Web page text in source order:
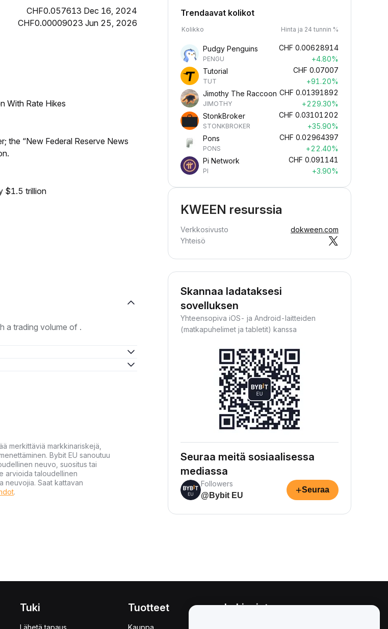
CHF0.057613 Dec 16, 2024
CHF0.00009023 Jun 25, 2026
With Rate Hikes
the “New Federal Reserve News
$1.5 trillion
a trading volume of .
merkittäviä markkinariskejä,
Bybit EU sanoutuu
neuvo, suositus tai
arvioida taloudellinen
neuvojia. Saat kattavan
.
Trendaavat kolikot
Kolikko Hinta ja 24 tunnin %
Pudgy Penguins
PENGU
CHF 0.00628914
+4.80%
Tutorial
TUT
CHF 0.07007
+91.20%
Jimothy The Raccoon
JIMOTHY
CHF 0.01391892
+229.30%
StonkBroker
STONKBROKER
CHF 0.03101202
+35.90%
Pons
PONS
CHF 0.02964397
+22.40%
Pi Network
PI
CHF 0.091141
+3.90%
KWEEN resurssia
Verkkosivusto
dokween.com
Yhteisö
Skannaa ladataksesi
sovelluksen
Yhteensopiva iOS- ja Android-laitteiden
(matkapuhelimet ja tabletit) kanssa
Seuraa meitä sosiaalisessa
mediassa
Followers
@Bybit EU
+Seuraa
Tuki
Lähetä tapaus
Tuotteet
Kauppa
Lakiasiat